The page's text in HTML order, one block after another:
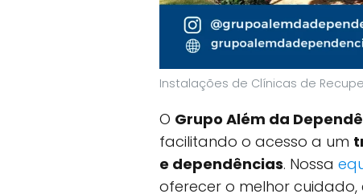
Instalações de Clínicas de
O Grupo Além da
facilitando o acesso a um
e dependências. Nossa
oferecer o melhor